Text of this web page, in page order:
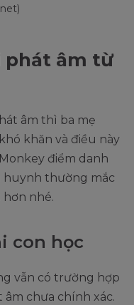
phát âm từ
âm thì ba mẹ
khăn và điều này
điểm danh
huynh thường mắc
nhé.
con học
vẫn có trường hợp
chưa chính xác.